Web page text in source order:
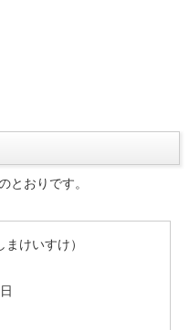
とおりです。
けいすけ）